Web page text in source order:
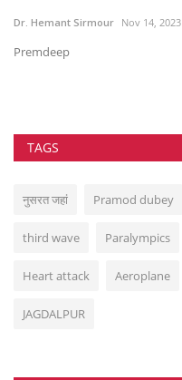
Dr. Hemant Sirmour Nov 14, 2023
Premdeep
TAGS
नुसरत जहां Pramod dubey
third wave Paralympics
Heart attack Aeroplane
JAGDALPUR